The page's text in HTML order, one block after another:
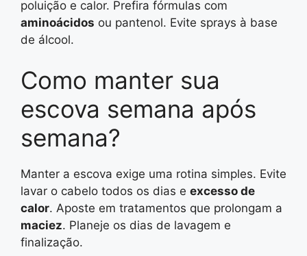
poluição e calor. Prefira fórmulas com
aminoácidos ou pantenol. Evite sprays à base
de álcool.
Como manter sua
escova semana após
semana?
Manter a escova exige uma rotina simples. Evite
lavar o cabelo todos os dias e excesso de
calor. Aposte em tratamentos que prolongam a
maciez. Planeje os dias de lavagem e
finalização.